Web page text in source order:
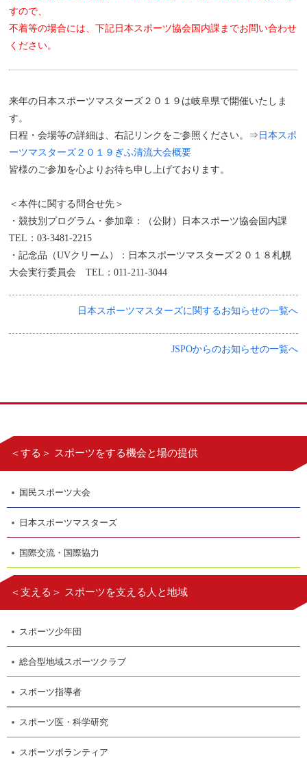
すので、
不着等の場合には、下記日本スポーツ協会国内課までお問い合わせ
ください。
来年の日本スポーツマスターズ２０１９は岐阜県で開催いたしま
す。
日程・会場等の詳細は、右記リンクをご参照ください。⇒ 日本スポ
ーツマスターズ２０１９ぎふ清流大会概要
皆様のご参加を心よりお待ち申し上げております。
＜本件に関する問合せ先＞
・競技別プログラム・参加章：（公財）日本スポーツ協会国内課
TEL：03-3481-2215
・記念品（UVクリーム）：日本スポーツマスターズ２０１８札幌
大会実行委員会 TEL：011-211-3044
日本スポーツマスターズに関するお知らせの一覧へ
JSPOからのお知らせの一覧へ
＜する＞ スポーツをする機会と場の提供
国民スポーツ大会
日本スポーツマスターズ
国際交流・国際協力
＜支える＞ スポーツを支える人と地域
スポーツ少年団
総合型地域スポーツクラブ
スポーツ指導者
スポーツ医・科学研究
スポーツボランティア